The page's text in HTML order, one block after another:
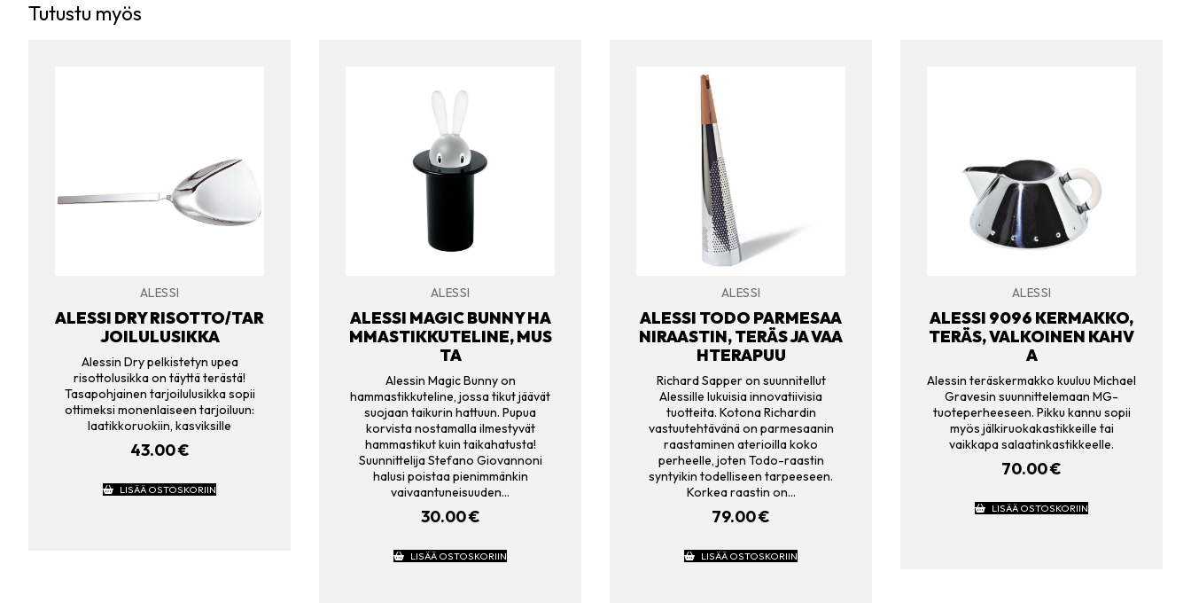
Tutustu myös
ALESSI
ALESSI DRY RISOTTO/TAR
JOILULUSIKKA
Alessin Dry pelkistetyn upea
risottolusikka on täyttä terästä!
Tasapohjainen tarjoilulusikka sopii
ottimeksi monenlaiseen tarjoiluun:
laatikkoruokiin, kasviksille
43.00€
LISÄÄ OSTOSKORIIN
ALESSI
ALESSI MAGIC BUNNY HA
MMASTIKKUTELINE, MUS
TA
Alessin Magic Bunny on
hammastikkuteline, jossa tikut jäävät
suojaan taikurin hattuun. Pupua
korvista nostamalla ilmestyvät
hammastikut kuin taikahatusta!
Suunnittelija Stefano Giovannoni
halusi poistaa pienimmänkin
vaivaantuneisuuden…
30.00€
LISÄÄ OSTOSKORIIN
ALESSI
ALESSI TODO PARMESAA
NIRAASTIN, TERÄS JA VAA
HTERAPUU
Richard Sapper on suunnitellut
Alessille lukuisia innovatiivisia
tuotteita. Kotona Richardin
vastuutehtävänä on parmesaanin
raastaminen aterioilla koko
perheelle, joten Todo-raastin
syntyikin todelliseen tarpeeseen.
Korkea raastin on…
79.00€
LISÄÄ OSTOSKORIIN
ALESSI
ALESSI 9096 KERMAKKO,
TERÄS, VALKOINEN KAHV
A
Alessin teräskermakko kuuluu Michael
Gravesin suunnittelemaan MG-
tuoteperheeseen. Pikku kannu sopii
myös jälkiruokakastikkeille tai
vaikkapa salaatinkastikkeelle.
70.00€
LISÄÄ OSTOSKORIIN